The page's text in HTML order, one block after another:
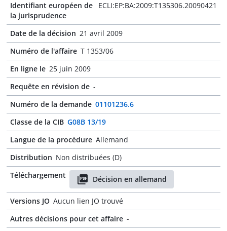
Identifiant européen de
la jurisprudence
ECLI:EP:BA:2009:T135306.20090421
Date de la décision 21 avril 2009
Numéro de l'affaire T 1353/06
En ligne le 25 juin 2009
Requête en révision de -
Numéro de la demande 01101236.6
Classe de la CIB G08B 13/19
Langue de la procédure Allemand
Distribution Non distribuées (D)
Téléchargement
Décision en allemand
Versions JO Aucun lien JO trouvé
Autres décisions pour cet affaire -